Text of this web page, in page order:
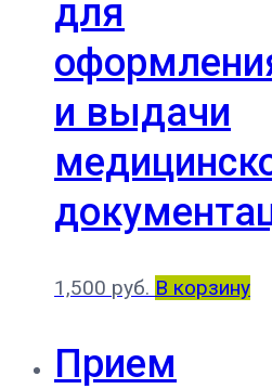
для
и выдачи
1,500 руб. В корзину
Прием